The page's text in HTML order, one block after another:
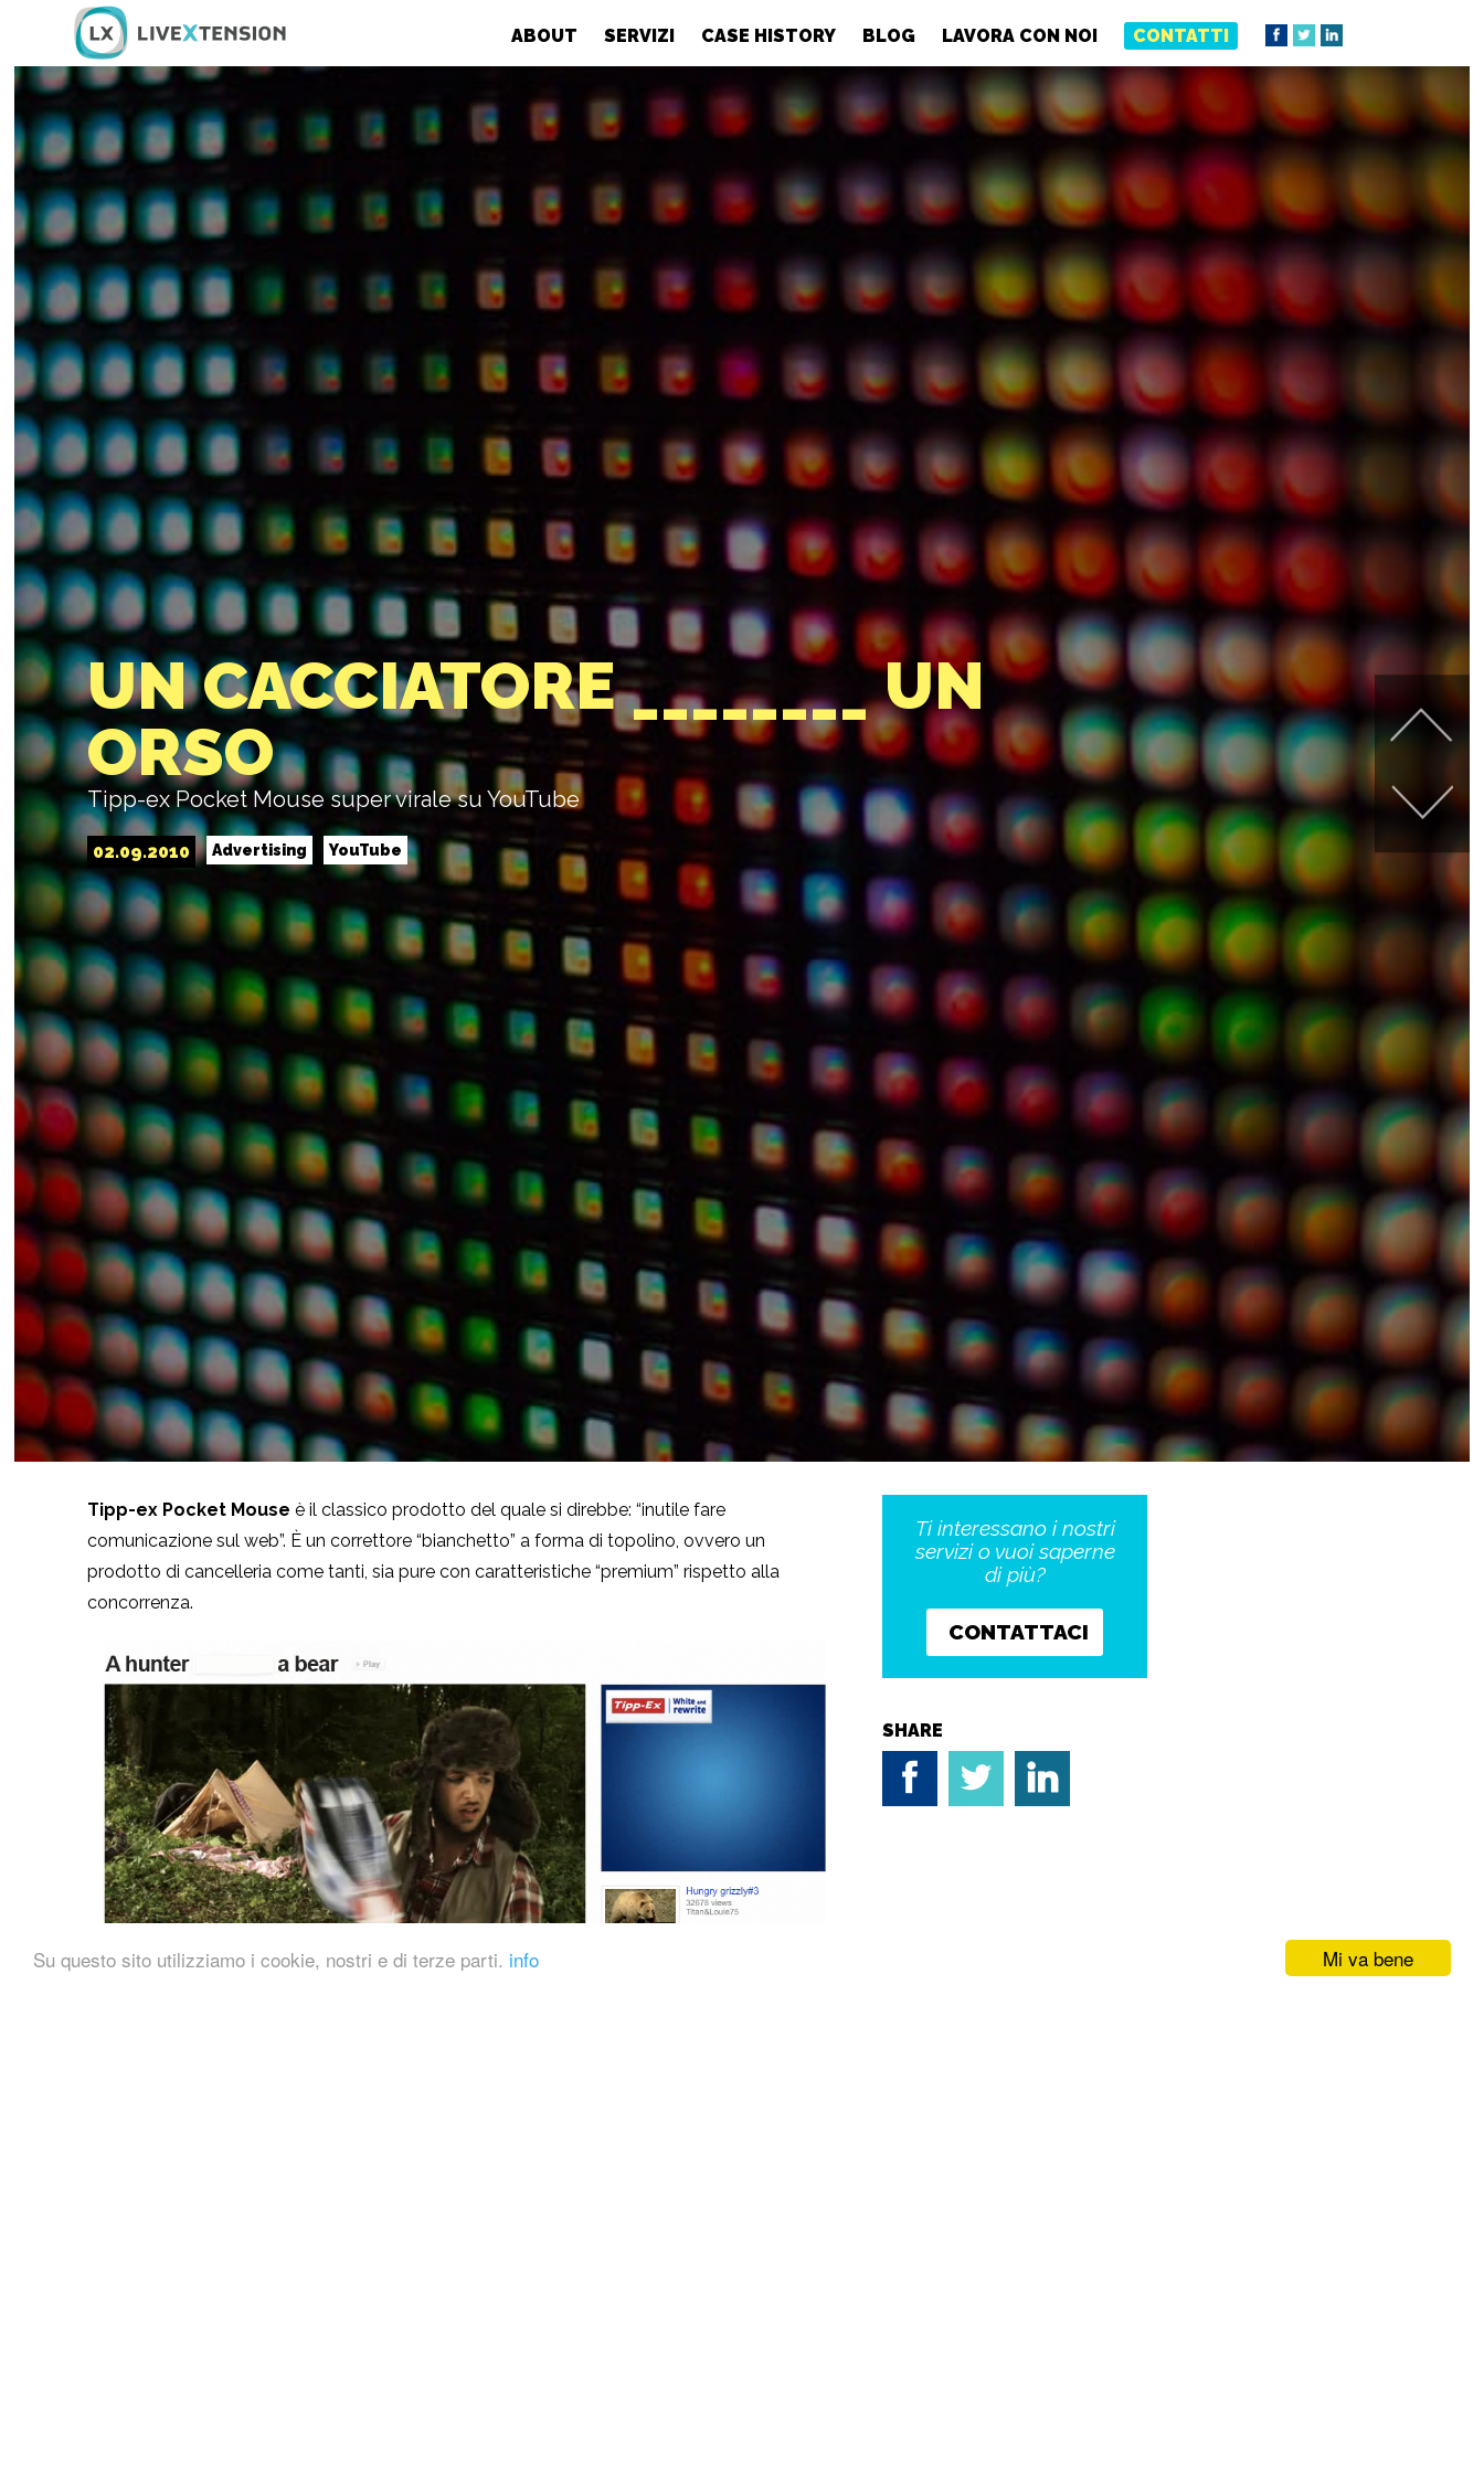
Mi va bene
Su questo sito utilizziamo i cookie, nostri e di terze parti. info
ABOUT SERVIZI CASE HISTORY BLOG LAVORA CON NOI CONTATTI
UN CACCIATORE ________ UN
ORSO
Tipp-ex Pocket Mouse super virale su YouTube
02.09.2010 Advertising YouTube
Tipp-ex Pocket Mouse è il classico prodotto del quale si direbbe: “inutile fare
comunicazione sul web”. È un correttore “bianchetto” a forma di topolino, ovvero un
prodotto di cancelleria come tanti, sia pure con caratteristiche “premium” rispetto alla
concorrenza.
Ti interessano i nostri
servizi o vuoi saperne
di più?
CONTATTACI
SHARE